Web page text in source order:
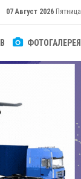
07 Август 2026 Пятница
ФОТОГАЛЕРЕЯ